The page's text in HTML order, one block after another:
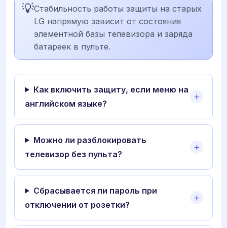
💡Стабильность работы защиты на старых
LG напрямую зависит от состояния
элементной базы телевизора и заряда
батареек в пульте.
Как включить защиту, если меню на
английском языке?
Можно ли разблокировать
телевизор без пульта?
Сбрасывается ли пароль при
отключении от розетки?